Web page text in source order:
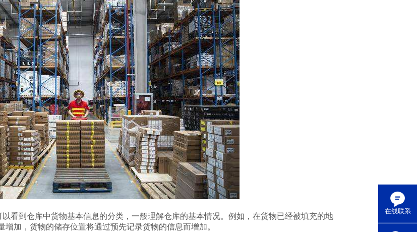
在线联系
看到仓库中货物基本信息的分类，一般理解仓库的基本情况。例如，在货物已经被填充的地
加，货物的储存位置将通过预先记录货物的信息而增加。